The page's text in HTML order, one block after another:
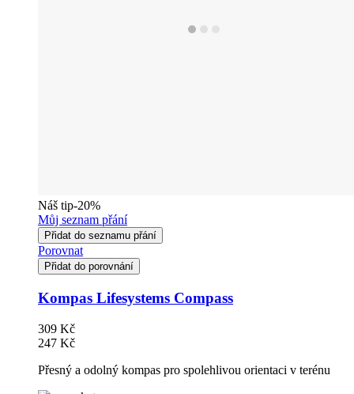
Náš tip-20%
Můj seznam přání
Přidat do seznamu přání
Porovnat
Přidat do porovnání
Kompas Lifesystems Compass
309 Kč
247 Kč
Přesný a odolný kompas pro spolehlivou orientaci v terénu